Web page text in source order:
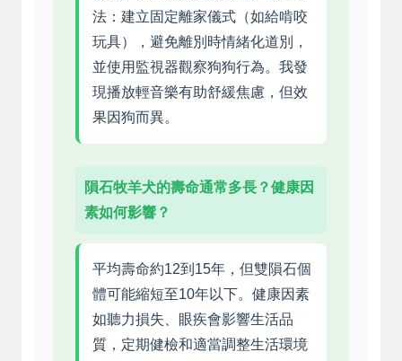
法：建立固定離家儀式（如給啃咬
玩具），避免離別時情緒化道別，
並使用監視器觀察狗狗行為。我發
現播放輕音樂有助舒緩焦慮，但效
果因狗而異。
隕石牧羊犬的壽命通常多長？健康因
素如何影響？
平均壽命約12到15年，但雙隕石個
體可能縮短至10年以下。健康因素
如聽力損失、眼疾會影響生活品
質，定期健檢和適當調整生活環境